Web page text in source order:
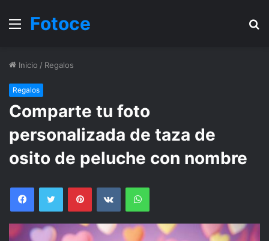
Menu
Fotoce
Inicio / Regalos
Regalos
Comparte tu foto
personalizada de taza de
osito de peluche con nombre
FacebookTwitter PinterestVKontakteWhatsApp